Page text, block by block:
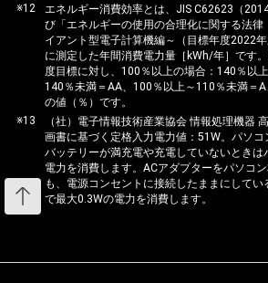
※12
エネルギー消費効率とは、JIS C62623（
び「エネルギーの使用の合理化に関する法律
イアント型電子計算機編～（目標年度2022
に測定した年間消費電力量［kWh/年］です
度目標に対し、100％以上の場合：140％以
140％未満＝AA、100％以上～110％未満＝
の値（％）です。
※13
（社）電子情報技術産業協会 情報処理機器
画書に基づく定格入力電力値：51W。パソコ
バッテリーが満充電や充電していないときは
電力を消費します。ACアダプターをパソコ
も、電源コンセントに接続したままにして
で最大0.3Wの電力を消費します。